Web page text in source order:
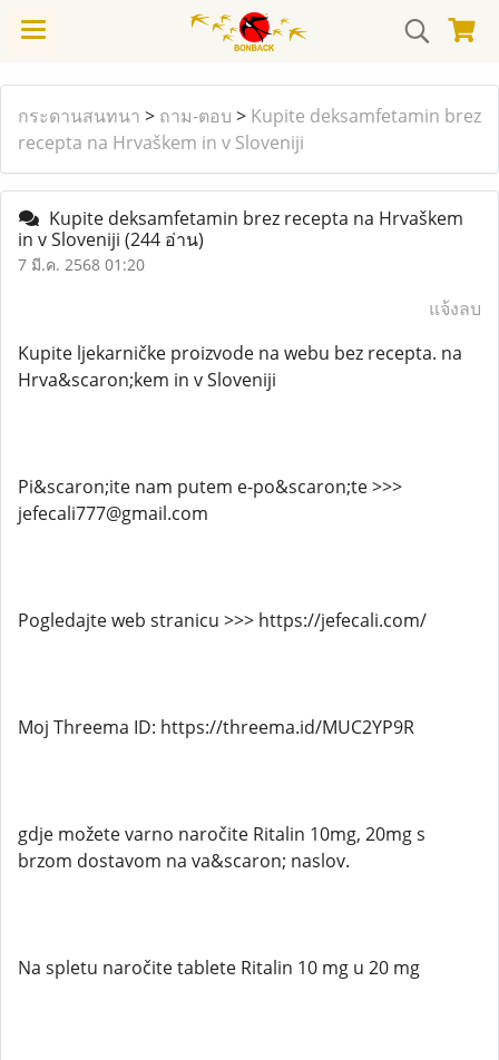
กระดานสนทนา > ถาม-ตอบ > Kupite deksamfetamin brez
recepta na Hrvaškem in v Sloveniji
Kupite deksamfetamin brez recepta na Hrvaškem
in v Sloveniji (244 อ่าน)
7 มี.ค. 2568 01:20
แจ้งลบ
Kupite ljekarničke proizvode na webu bez recepta. na
Hrva&scaron;kem in v Sloveniji
Pi&scaron;ite nam putem e-po&scaron;te >>>
jefecali777@gmail.com
Pogledajte web stranicu >>> https://jefecali.com/
Moj Threema ID: https://threema.id/MUC2YP9R
gdje možete varno naročite Ritalin 10mg, 20mg s
brzom dostavom na va&scaron; naslov.
Na spletu naročite tablete Ritalin 10 mg u 20 mg